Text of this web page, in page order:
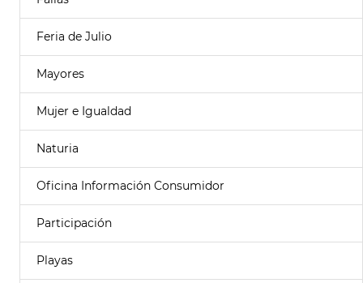
Feria de Julio
Mayores
Mujer e Igualdad
Naturia
Oficina Información Consumidor
Participación
Playas